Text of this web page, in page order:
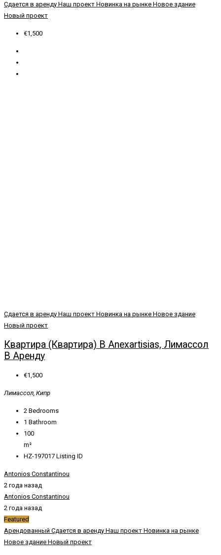
Сдается в аренду Наш проект Новинка на рынке Новое здание
Новый проект
€1,500
Сдается в аренду Наш проект Новинка на рынке Новое здание
Новый проект
Квартира (Квартира) В Anexartisias, Лимассол
В Аренду
€1,500
Лимассол, Кипр
2 Bedrooms
1 Bathroom
100
m²
HZ-197017 Listing ID
Antonios Constantinou
2 года назад
Antonios Constantinou
2 года назад
Featured
Арендованный Сдается в аренду Наш проект Новинка на рынке
Новое здание Новый проект